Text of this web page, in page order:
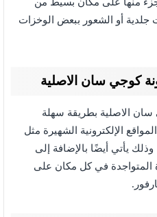
منها على مكان بسيط من
جلدية أو الشعور ببعض الوخزات
كوجي سان الاصلية
الاصلية بطريقة سهلة
الإلكترونية الشهيرة مثل
يأتي أيضًا بالإضافة إلى
المتواجدة في كل مكان على